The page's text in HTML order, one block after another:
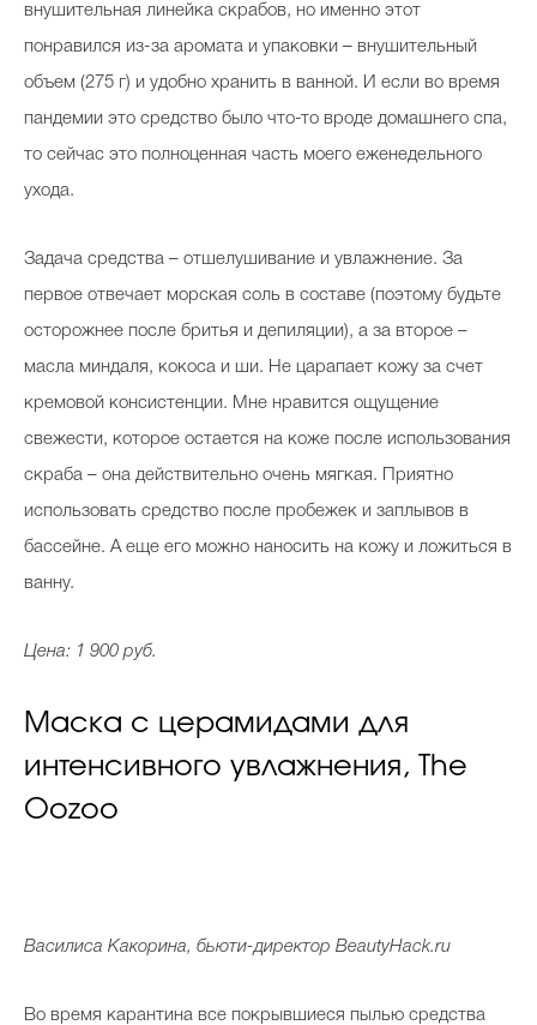
внушительная линейка скрабов, но именно этот
понравился из-за аромата и упаковки – внушительный
объем (275 г) и удобно хранить в ванной. И если во время
пандемии это средство было что-то вроде домашнего спа,
то сейчас это полноценная часть моего еженедельного
ухода.
Задача средства – отшелушивание и увлажнение. За
первое отвечает морская соль в составе (поэтому будьте
осторожнее после бритья и депиляции), а за второе –
масла миндаля, кокоса и ши. Не царапает кожу за счет
кремовой консистенции. Мне нравится ощущение
свежести, которое остается на коже после использования
скраба – она действительно очень мягкая. Приятно
использовать средство после пробежек и заплывов в
бассейне. А еще его можно наносить на кожу и ложиться в
ванну.
Цена: 1 900 руб.
Маска с церамидами для
интенсивного увлажнения, The
Oozoo
Василиса Какорина, бьюти-директор BeautyHack.ru
Во время карантина все покрывшиеся пылью средства